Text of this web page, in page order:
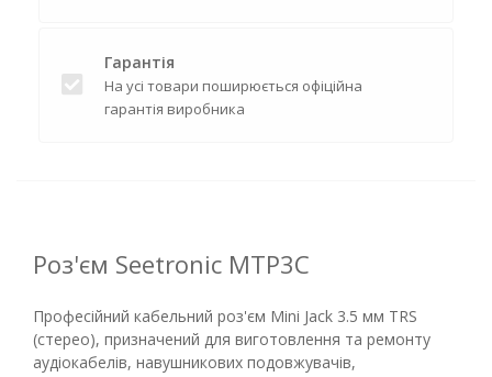
Гарантія
На усі товари поширюється офіційна
гарантія виробника
Роз'єм Seetronic MTP3C
Професійний кабельний роз'єм Mini Jack 3.5 мм TRS
(стерео), призначений для виготовлення та ремонту
аудіокабелів, навушникових подовжувачів,